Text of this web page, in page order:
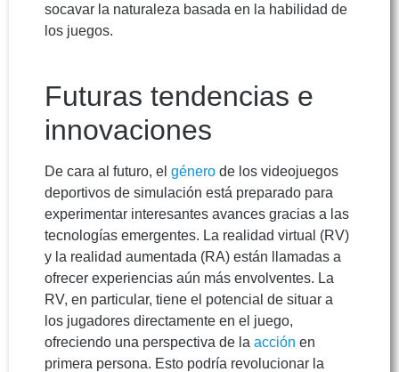
socavar la naturaleza basada en la habilidad de
los juegos.
Futuras tendencias e
innovaciones
De cara al futuro, el género de los videojuegos
deportivos de simulación está preparado para
experimentar interesantes avances gracias a las
tecnologías emergentes. La realidad virtual (RV)
y la realidad aumentada (RA) están llamadas a
ofrecer experiencias aún más envolventes. La
RV, en particular, tiene el potencial de situar a
los jugadores directamente en el juego,
ofreciendo una perspectiva de la acción en
primera persona. Esto podría revolucionar la